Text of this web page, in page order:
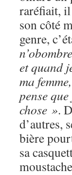
raréfiait,
son côté
genre,
et quand
ma
pense
chose ».
d’autres,
bière
sa